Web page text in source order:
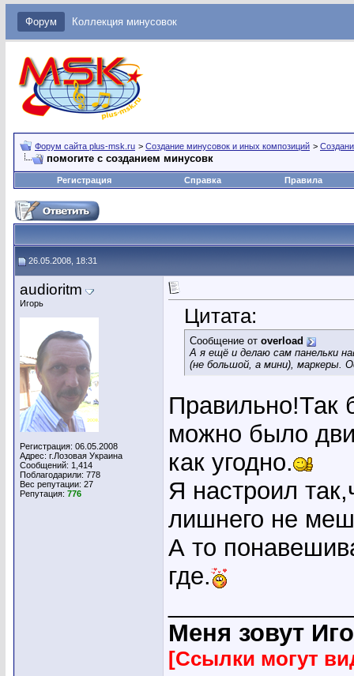
Форум Коллекция минусовок
Форум сайта plus-msk.ru > Создание минусовок и иных композиций >
помогите с созданием минусовк
Регистрация Справка Правила
26.05.2008, 18:31
audioritm
Игорь
Регистрация: 06.05.2008
Адрес: г.Лозовая Украина
Сообщений: 1,414
Поблагодарили: 778
Вес репутации: 27
Репутация: 776
Цитата:
Сообщение от overload
А я ещё и делаю сам панельки
(не большой, а мини), маркеры.
Правильно!Так
можно было
как угодно.
Я настроил
лишнего не
А то
где.
Меня зовут
[Ссылки могут